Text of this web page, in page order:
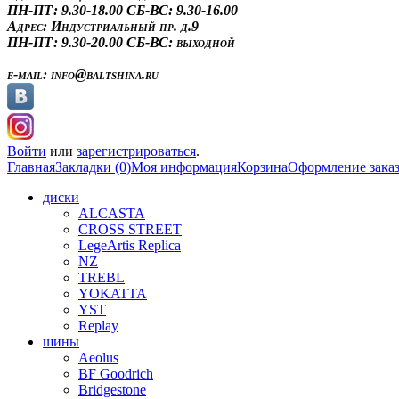
ПН-ПТ: 9.30-18.00 СБ-ВС: 9.30-16.00
Адрес: Индустриальный пр. д.9
ПН-ПТ: 9.30-20.00 СБ-ВС: выходной
e-mail: info@baltshina.ru
Войти или зарегистрироваться.
ГлавнаяЗакладки (0)Моя информацияКорзинаОформление
диски
ALCASTA
CROSS STREET
LegeArtis Replica
NZ
TREBL
YOKATTA
YST
Replay
шины
Aeolus
BF Goodrich
Bridgestone